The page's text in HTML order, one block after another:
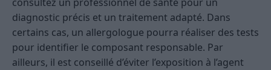
diagnostic précis et un traitement adapté. Dans
certains cas, un allergologue pourra réaliser des tests
pour identifier le composant responsable. Par
ailleurs, il est conseillé d’éviter l’exposition à l’agent